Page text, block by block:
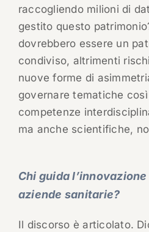
raccogliendo milioni di
gestito questo
dovrebbero essere un
condiviso, altrimenti
nuove forme di
governare tematiche
competenze
ma anche scientifiche,
Chi guida
aziende sanitarie?
Il discorso è articolato.